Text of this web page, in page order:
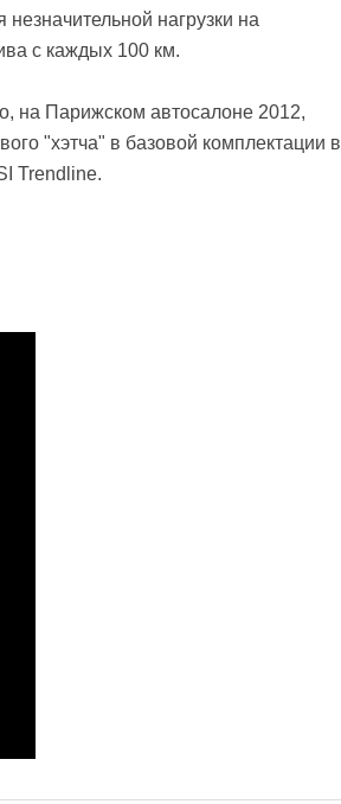
нагрузки на
с каждых 100 км.
на Парижском автосалоне 2012,
"хэтча" в базовой комплектации в
Trendline.